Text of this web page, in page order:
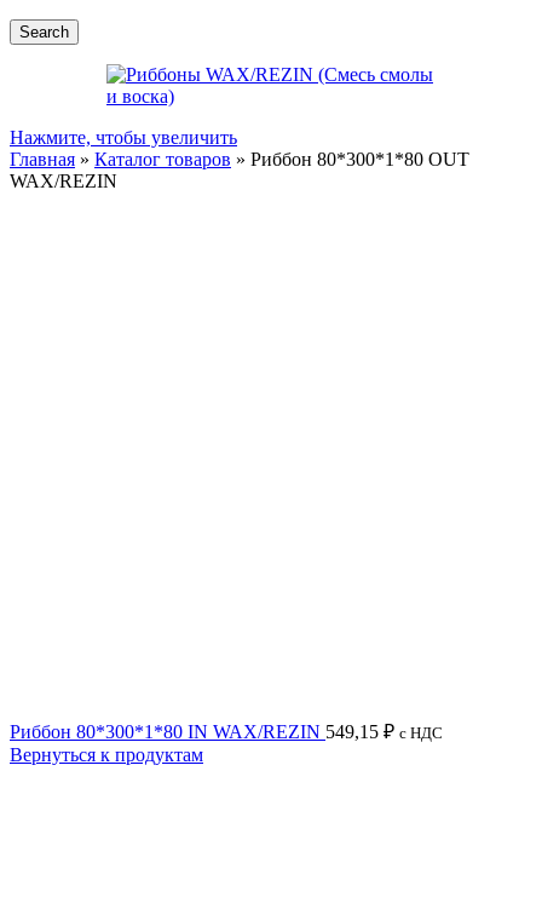
Search
Нажмите, чтобы увеличить
Главная » Каталог товаров » Риббон 80*300*1*80 OUT
WAX/REZIN
Риббон 80*300*1*80 IN WAX/REZIN 549,15 ₽ с НДС
Вернуться к продуктам